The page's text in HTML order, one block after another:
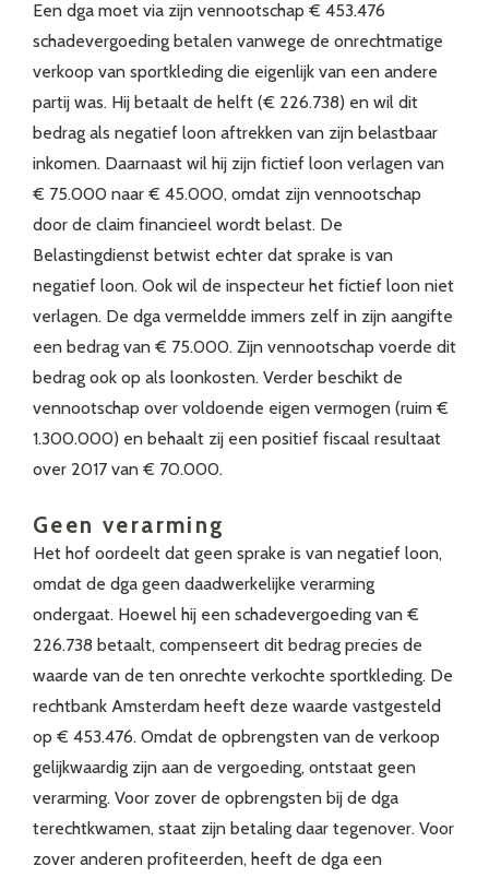
Een dga moet via zijn vennootschap € 453.476
schadevergoeding betalen vanwege de onrechtmatige
verkoop van sportkleding die eigenlijk van een andere
partij was. Hij betaalt de helft (€ 226.738) en wil dit
bedrag als negatief loon aftrekken van zijn belastbaar
inkomen. Daarnaast wil hij zijn fictief loon verlagen van
€ 75.000 naar € 45.000, omdat zijn vennootschap
door de claim financieel wordt belast. De
Belastingdienst betwist echter dat sprake is van
negatief loon. Ook wil de inspecteur het fictief loon niet
verlagen. De dga vermeldde immers zelf in zijn aangifte
een bedrag van € 75.000. Zijn vennootschap voerde dit
bedrag ook op als loonkosten. Verder beschikt de
vennootschap over voldoende eigen vermogen (ruim €
1.300.000) en behaalt zij een positief fiscaal resultaat
over 2017 van € 70.000.
Geen verarming
Het hof oordeelt dat geen sprake is van negatief loon,
omdat de dga geen daadwerkelijke verarming
ondergaat. Hoewel hij een schadevergoeding van €
226.738 betaalt, compenseert dit bedrag precies de
waarde van de ten onrechte verkochte sportkleding. De
rechtbank Amsterdam heeft deze waarde vastgesteld
op € 453.476. Omdat de opbrengsten van de verkoop
gelijkwaardig zijn aan de vergoeding, ontstaat geen
verarming. Voor zover de opbrengsten bij de dga
terechtkwamen, staat zijn betaling daar tegenover. Voor
zover anderen profiteerden, heeft de dga een